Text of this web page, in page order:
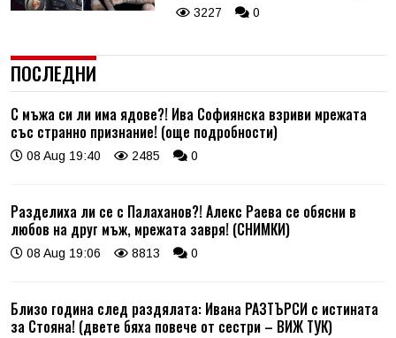
3227 0
ПОСЛЕДНИ
С мъжа си ли има ядове?! Ива Софиянска взриви мрежата
със странно признание! (още подробности)
08 Aug 19:40 2485 0
Разделиха ли се с Палаханов?! Алекс Раева се обясни в
любов на друг мъж, мрежата завря! (СНИМКИ)
08 Aug 19:06 8813 0
Близо година след раздялата: Ивана РАЗТЪРСИ с истината
за Стояна! (двете бяха повече от сестри – ВИЖ ТУК)